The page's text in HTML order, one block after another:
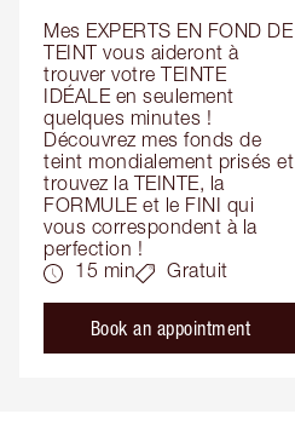
Mes EXPERTS EN FOND DE
TEINT vous aideront à
trouver votre TEINTE
IDÉALE en seulement
quelques minutes !
Découvrez mes fonds de
teint mondialement prisés et
trouvez la TEINTE, la
FORMULE et le FINI qui
vous correspondent à la
perfection !
15 min
Gratuit
Book an appointment